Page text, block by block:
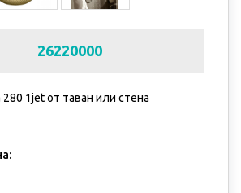
26220000
1jet от таван или стена